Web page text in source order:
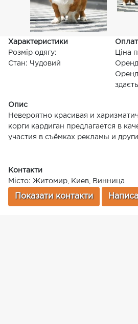
Характеристики
Розмір одягу:
Стан: Чудовий
Ціна
Опис
Невероятно красивая и
корги кардиган предлагается в
участия в съёмках рекламы и
Контакти
Місто: Житомир, Киев, Винница
Показати контакти